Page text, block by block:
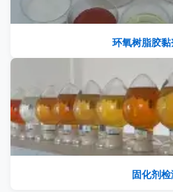
环氧树脂胶
固化剂